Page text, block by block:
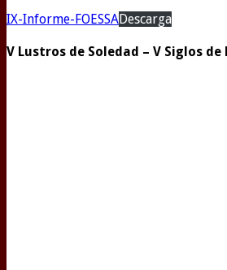
IX-Informe-FOESSADescarga
V Lustros de Soledad – V Siglos de